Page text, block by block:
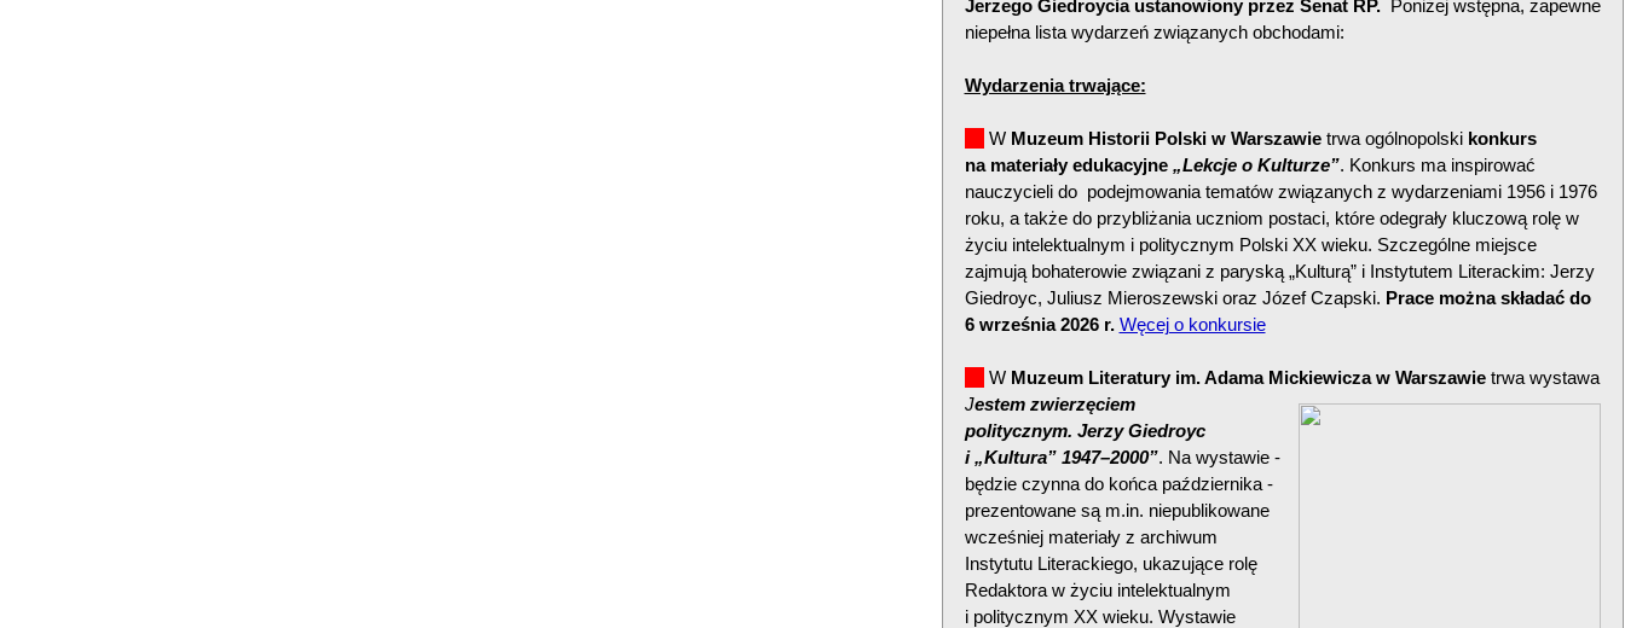
Jerzego Giedroycia ustanowiony przez Senat RP. Poniżej wstępna, zapewne
niepełna lista wydarzeń związanych obchodami:
Wydarzenia trwające:
W Muzeum Historii Polski w Warszawietrwa ogólnopolski konkurs
na materiały edukacyjne „Lekcje o Kulturze”. Konkurs ma inspirować
nauczycieli do podejmowania tematów związanych z wydarzeniami 1956 i 1976
roku, a także do przybliżania uczniom postaci, które odegrały kluczową rolę w
życiu intelektualnym i politycznym Polski XX wieku. Szczególne miejsce
zajmują bohaterowie związani z paryską „Kulturą” i Instytutem Literackim: Jerzy
Giedroyc, Juliusz Mieroszewski oraz Józef Czapski. Prace można składać do
6 września 2026 r. Węcej o konkursie
W Muzeum Literatury im. Adama Mickiewicza w Warszawietrwa wystawa
Jestem zwierzęciem
politycznym. Jerzy Giedroyc
i „Kultura” 1947–2000”. Na wystawie -
będzie czynna do końca października -
prezentowane są m.in. niepublikowane
wcześniej materiały z archiwum
Instytutu Literackiego, ukazujące rolę
Redaktora w życiu intelektualnym
i politycznym XX wieku. Wystawie